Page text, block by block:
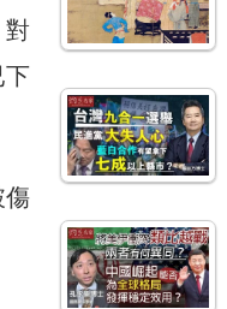
對
下
傷